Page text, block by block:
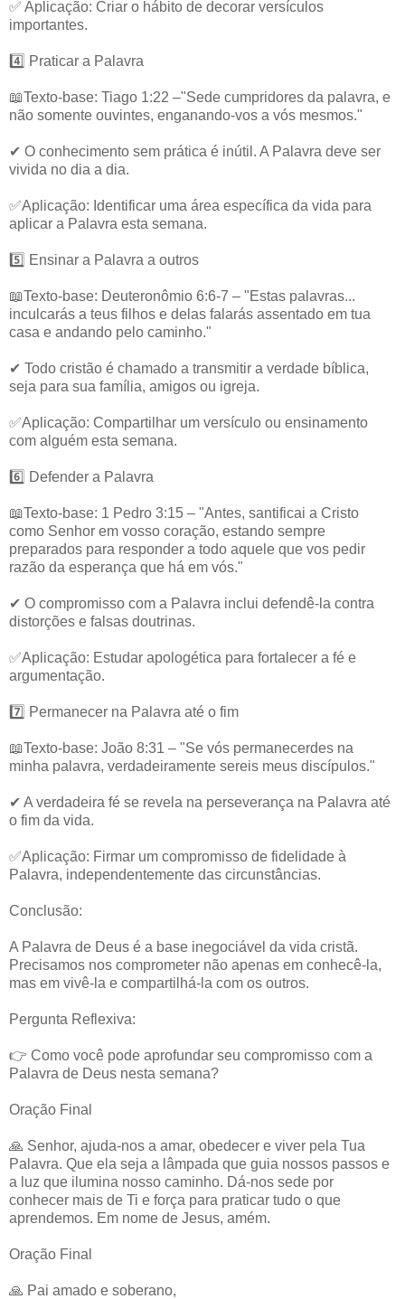
✅ Aplicação: Criar o hábito de decorar versículos
importantes.
4️⃣ Praticar a Palavra
📖Texto-base: Tiago 1:22 –"Sede cumpridores da palavra, e
não somente ouvintes, enganando-vos a vós mesmos."
✔ O conhecimento sem prática é inútil. A Palavra deve ser
vivida no dia a dia.
✅Aplicação: Identificar uma área específica da vida para
aplicar a Palavra esta semana.
5️⃣ Ensinar a Palavra a outros
📖Texto-base: Deuteronômio 6:6-7 – "Estas palavras...
inculcarás a teus filhos e delas falarás assentado em tua
casa e andando pelo caminho."
✔ Todo cristão é chamado a transmitir a verdade bíblica,
seja para sua família, amigos ou igreja.
✅Aplicação: Compartilhar um versículo ou ensinamento
com alguém esta semana.
6️⃣ Defender a Palavra
📖Texto-base: 1 Pedro 3:15 – "Antes, santificai a Cristo
como Senhor em vosso coração, estando sempre
preparados para responder a todo aquele que vos pedir
razão da esperança que há em vós."
✔ O compromisso com a Palavra inclui defendê-la contra
distorções e falsas doutrinas.
✅Aplicação: Estudar apologética para fortalecer a fé e
argumentação.
7️⃣ Permanecer na Palavra até o fim
📖Texto-base: João 8:31 – "Se vós permanecerdes na
minha palavra, verdadeiramente sereis meus discípulos."
✔ A verdadeira fé se revela na perseverança na Palavra até
o fim da vida.
✅Aplicação: Firmar um compromisso de fidelidade à
Palavra, independentemente das circunstâncias.
Conclusão:
A Palavra de Deus é a base inegociável da vida cristã.
Precisamos nos comprometer não apenas em conhecê-la,
mas em vivê-la e compartilhá-la com os outros.
Pergunta Reflexiva:
👉 Como você pode aprofundar seu compromisso com a
Palavra de Deus nesta semana?
Oração Final
🙏 Senhor, ajuda-nos a amar, obedecer e viver pela Tua
Palavra. Que ela seja a lâmpada que guia nossos passos e
a luz que ilumina nosso caminho. Dá-nos sede por
conhecer mais de Ti e força para praticar tudo o que
aprendemos. Em nome de Jesus, amém.
Oração Final
🙏 Pai amado e soberano,